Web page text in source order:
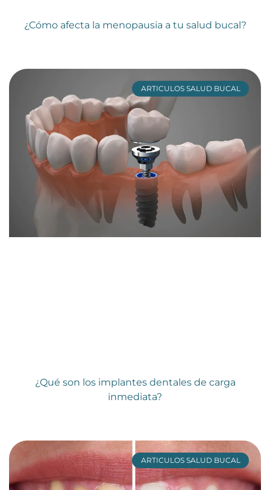
¿Cómo afecta la menopausia a tu salud bucal?
ARTICULOS SALUD BUCAL
¿Qué son los implantes dentales de carga
inmediata?
ARTICULOS SALUD BUCAL